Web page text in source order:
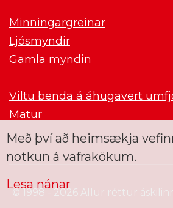
Minningargreinar
Ljósmyndir
Gamla myndin
Viltu benda á áhugavert
Matur
© 1998 - 2026 Allur réttur
Með því að heimsækja
notkun á vafrakökum.
Lesa nánar